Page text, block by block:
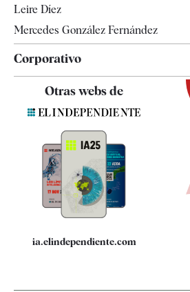
Leire Díez
Mercedes González Fernández
Corporativo
Contacto
Quiénes somos
Especificaciones
Otras webs de
ia.elindependiente.com